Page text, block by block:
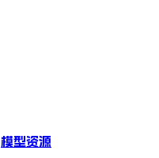
模型资源